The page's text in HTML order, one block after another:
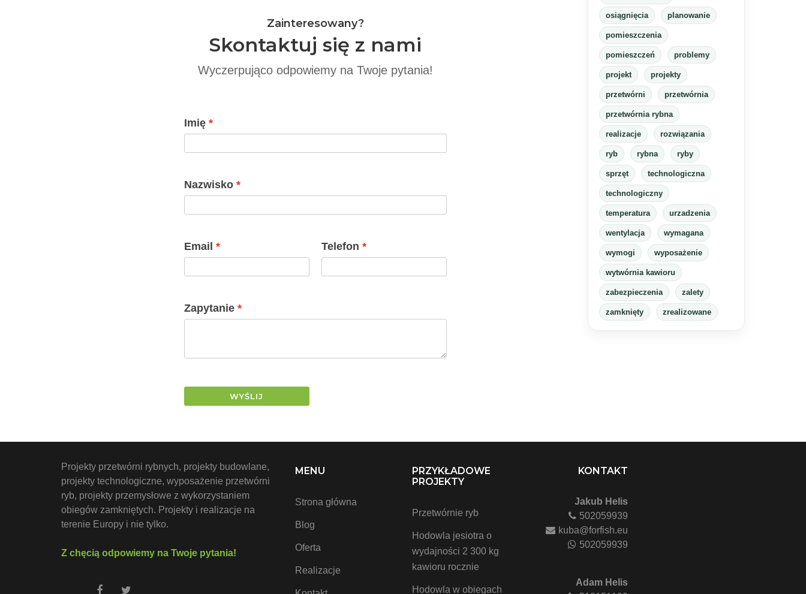
Zainteresowany?
Skontaktuj się z nami
Wyczerpująco odpowiemy na Twoje pytania!
Imię
Nazwisko
Email Telefon
Zapytanie
WYŚLIJ
osiągnięcia planowanie
pomieszczenia
pomieszczeń problemy
projekt projekty
przetwórni przetwórnia
przetwórnia rybna
realizacje rozwiązania
ryb rybna ryby
sprzęt technologiczna
technologiczny
temperatura urzadzenia
wentylacja wymagana
wymogi wyposażenie
wytwórnia kawioru
zabezpieczenia zalety
zamknięty zrealizowane
Projekty przetwórni rybnych, projekty budowlane,
projekty technologiczne, wyposażenie przetwórni
ryb, projekty przemysłowe z wykorzystaniem
obiegów zamkniętych. Projekty i realizacje na
terenie Europy i nie tylko.
Z chęcią odpowiemy na Twoje pytania!
MENU
Strona główna
Blog
Oferta
Realizacje
PRZYKŁADOWE
PROJEKTY
Przetwórnie ryb
Hodowla jesiotra o
wydajności 2 300 kg
kawioru rocznie
Hodowla w obiegach
KONTAKT
Jakub Helis
502059939
kuba@forfish.eu
502059939
Adam Helis